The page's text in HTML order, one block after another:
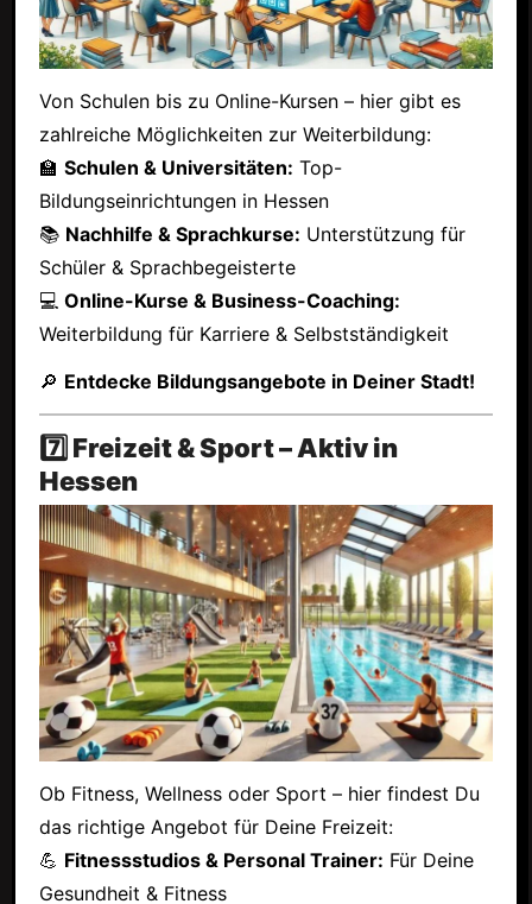
Von Schulen bis zu Online-Kursen – hier gibt es
zahlreiche Möglichkeiten zur Weiterbildung:
🏫 Schulen & Universitäten: Top-
Bildungseinrichtungen in Hessen
📚 Nachhilfe & Sprachkurse: Unterstützung für
Schüler & Sprachbegeisterte
💻 Online-Kurse & Business-Coaching:
Weiterbildung für Karriere & Selbstständigkeit
🔎 Entdecke Bildungsangebote in Deiner Stadt!
7️⃣ Freizeit & Sport – Aktiv in
Hessen
Ob Fitness, Wellness oder Sport – hier findest Du
das richtige Angebot für Deine Freizeit:
💪 Fitnessstudios & Personal Trainer: Für Deine
Gesundheit & Fitness